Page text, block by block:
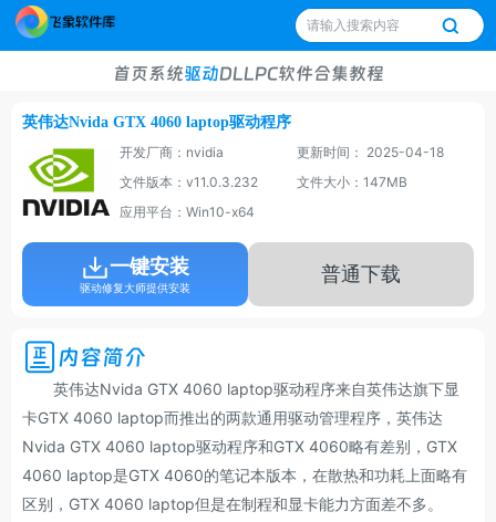
首页系统驱动DLLPC软件合集教程
英伟达Nvida GTX 4060 laptop驱动程序
开发厂商：nvidia
更新时间： 2025-04-18
文件版本：v11.0.3.232
文件大小：147MB
应用平台：Win10-x64
一键安装
驱动修复大师提供安装
普通下载
内容简介
英伟达Nvida GTX 4060 laptop驱动程序来自英伟达旗下显
卡GTX 4060 laptop而推出的两款通用驱动管理程序，英伟达
Nvida GTX 4060 laptop驱动程序和GTX 4060略有差别，GTX
4060 laptop是GTX 4060的笔记本版本，在散热和功耗上面略有
区别，GTX 4060 laptop但是在制程和显卡能力方面差不多。